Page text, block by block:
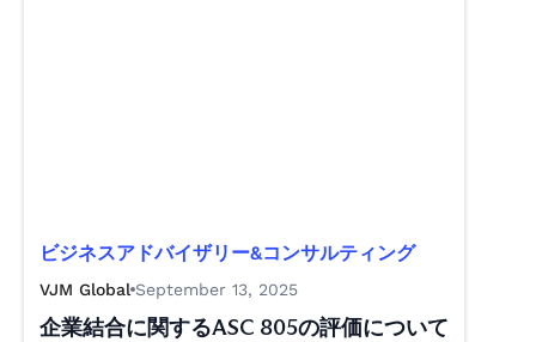
ビジネスアドバイザリー&コンサルティング
VJM Global September 13, 2025
企業結合に関するASC 805の評価について